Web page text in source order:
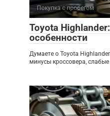
Покупка с пробегом
Toyota
особенности
Думаете о Toyota
минусы кроссовера,